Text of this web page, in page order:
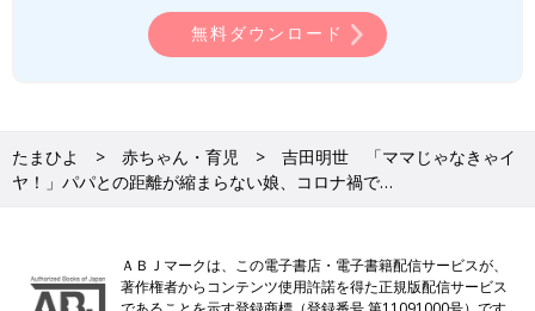
無料ダウンロード
たまひよ 赤ちゃん・育児
吉田明世 「ママじゃなきゃイ
ヤ！」パパとの距離が縮まらない娘、コロナ禍で…
ＡＢＪマークは、この電子書店・電子書籍配信サービスが、
著作権者からコンテンツ使用許諾を得た正規版配信サービス